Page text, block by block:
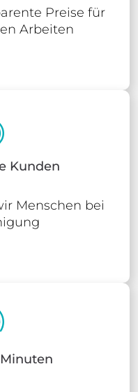
Preise für
Arbeiten
Kunden
Menschen bei